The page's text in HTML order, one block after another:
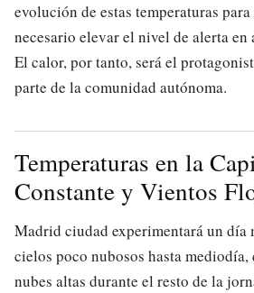
evolución de estas temperaturas
necesario elevar el nivel de alerta en
El calor, por tanto, será el
parte de la comunidad autónoma.
Temperaturas en la
Constante y Vientos
Madrid ciudad experimentará un día
cielos poco nubosos hasta mediodía,
nubes altas durante el resto de la